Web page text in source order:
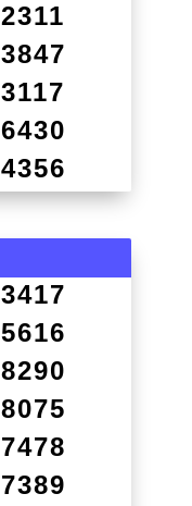
2311
3847
3117
6430
4356
3417
5616
8290
8075
7478
7389